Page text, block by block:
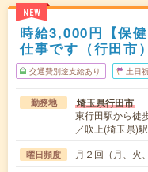
NEW
時給3,000円【保
仕事です（行田市）
交通費別途支給あり 土日
勤務地 埼玉県行田市
東行田駅から徒
／吹上(埼玉県)
曜日頻度 月２回（月、火